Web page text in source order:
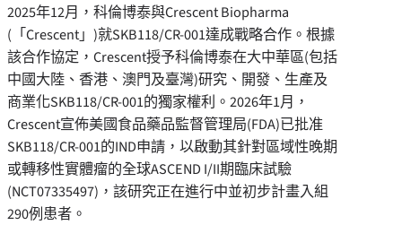
2025年12月，科倫博泰與Crescent Biopharma
( 「Crescent」 )就SKB118/CR-001達成戰略合作。根據
該合作協定，Crescent授予科倫博泰在大中華區(包括
中國大陸、香港、澳門及臺灣)研究、開發、生產及
商業化SKB118/CR-001的獨家權利。2026年1月，
Crescent宣佈美國食品藥品監督管理局(FDA)已批准
SKB118/CR-001的IND申請，以啟動其針對區域性晚期
或轉移性實體瘤的全球ASCEND I/II期臨床試驗
(NCT07335497)，該研究正在進行中並初步計畫入組
290例患者。